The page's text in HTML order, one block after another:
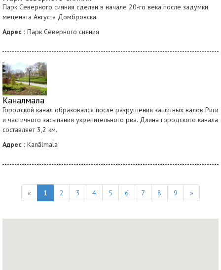
Парк Северного сияния сделан в начале 20-го века после задумки
мецената Августа Домбровска.
Адрес : Парк Северного сияния
Каналмала
Городской канал образовался после разрушения защитных валов Риги
и частичного засыпания укрепительного рва. Длина городского канала
составляет 3,2 км.
Адрес : Kanālmala
« 1 2 3 4 5 6 7 8 9 »